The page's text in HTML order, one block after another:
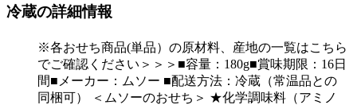
冷蔵の詳細情報
※各おせち商品(単品）の原材料、産地の一覧はこちら
でご確認ください＞＞＞■容量：180g■賞味期限：16日
間■メーカー：ムソー ■配送方法：冷蔵（常温品との
同梱可） ＜ムソーのおせち＞ ★化学調味料（アミノ